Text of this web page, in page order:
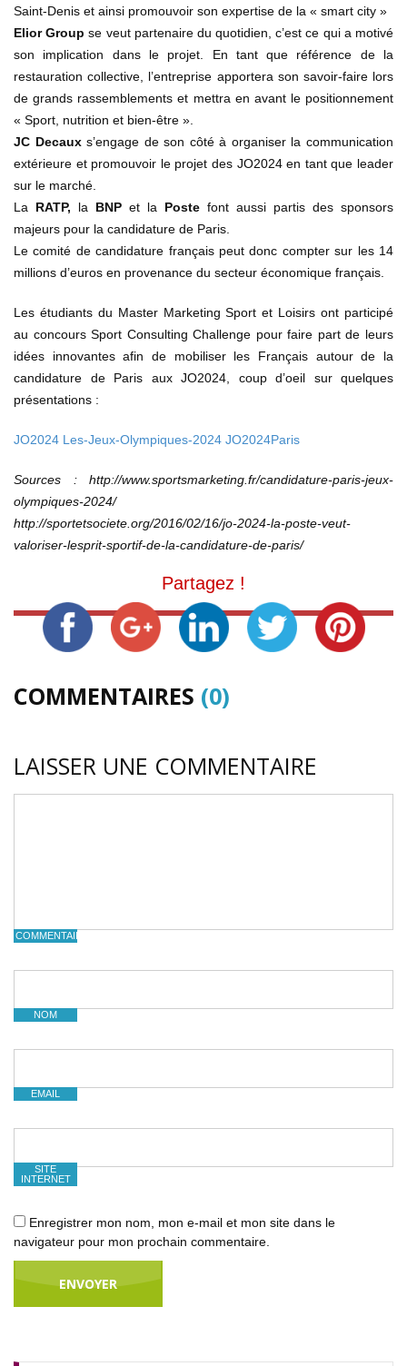
Saint-Denis et ainsi promouvoir son expertise de la « smart city »
Elior Group se veut partenaire du quotidien, c’est ce qui a motivé
son implication dans le projet. En tant que référence de la
restauration collective, l’entreprise apportera son savoir-faire lors
de grands rassemblements et mettra en avant le positionnement
« Sport, nutrition et bien-être ».
JC Decauxs’engage de son côté à organiser la communication
extérieure et promouvoir le projet des JO2024 en tant que leader
sur le marché.
La RATP, la BNP et la Poste font aussi partis des sponsors
majeurs pour la candidature de Paris.
Le comité de candidature français peut donc compter sur les 14
millions d’euros en provenance du secteur économique français.
Les étudiants du Master Marketing Sport et Loisirs ont participé
au concours Sport Consulting Challenge pour faire part de leurs
idées innovantes afin de mobiliser les Français autour de la
candidature de Paris aux JO2024, coup d’oeil sur quelques
présentations :
JO2024 Les-Jeux-Olympiques-2024 JO2024Paris
Sources : http://www.sportsmarketing.fr/candidature-paris-jeux-
olympiques-2024/
http://sportetsociete.org/2016/02/16/jo-2024-la-poste-veut-
valoriser-lesprit-sportif-de-la-candidature-de-paris/
Partagez !
COMMENTAIRES (0)
LAISSER UNE COMMENTAIRE
COMMENTAIRE
NOM
EMAIL
SITE
INTERNET
Enregistrer mon nom, mon e-mail et mon site dans le
navigateur pour mon prochain commentaire.